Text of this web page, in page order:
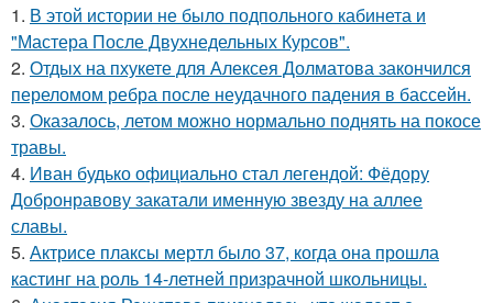
1. В этой истории не было подпольного кабинета и
"Мастера После Двухнедельных Курсов".
2. Отдых на пхукете для Алексея Долматова закончился
переломом ребра после неудачного падения в бассейн.
3. Оказалось, летом можно нормально поднять на покосе
травы.
4. Иван будько официально стал легендой: Фёдору
Добронравову закатали именную звезду на аллее
славы.
5. Актрисе плаксы мертл было 37, когда она прошла
кастинг на роль 14-летней призрачной школьницы.